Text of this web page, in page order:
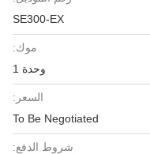
SE300-EX
موك:
وحدة 1
السعر:
To Be Negotiated
شروط الدفع: